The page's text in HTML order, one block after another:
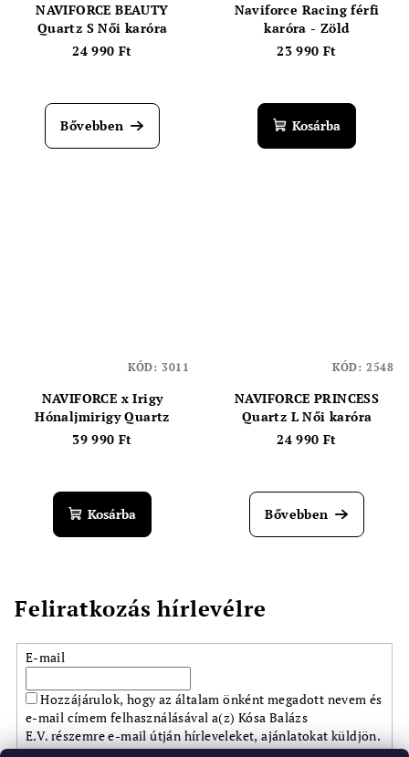
NAVIFORCE BEAUTY
Quartz S Női karóra
24 990 Ft
Bővebben
Naviforce Racing férfi
karóra - Zöld
23 990 Ft
Kosárba
NAVIFORCE x Irigy
Hónaljmirigy Quartz
39 990 Ft
Kosárba
KÓD: 3011
NAVIFORCE PRINCESS
Quartz L Női karóra
24 990 Ft
Bővebben
KÓD: 2548
Feliratkozás hírlevélre
E-mail
Hozzájárulok, hogy az általam önként megadott nevem és
e-mail címem felhasználásával a(z) Kósa Balázs
E.V. részemre e-mail útján hírleveleket, ajánlatokat küldjön.